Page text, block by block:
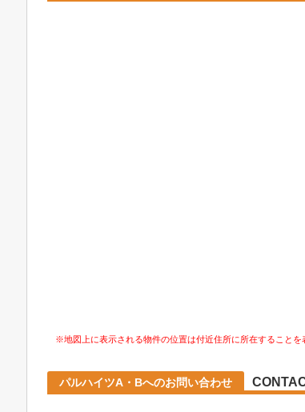
※地図上に表示される物件の位置は付近住所に所在すること
パルハイツA・Bへのお問い合わせ